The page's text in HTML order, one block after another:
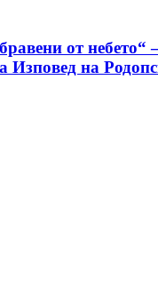
от небето“
Изповед на